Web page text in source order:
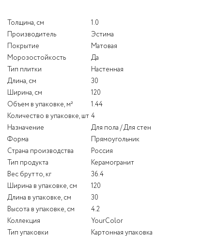
Толщина, см
1.0
Производитель
Эстима
Покрытие
Матовая
Морозостойкость
Да
Тип плитки
Настенная
Длина, см
30
Ширина, см
120
Объем в упаковке, м²
1.44
Количество в упаковке, шт 4
Назначение
Для пола / Для стен
Форма
Прямоугольник
Страна производства
Россия
Тип продукта
Керамогранит
Вес брутто, кг
36.4
Ширина в упаковке, см
120
Длина в упаковке, см
30
Высота в упаковке, см
4.2
Коллекция
YourColor
Тип упаковки
Картонная упаковка